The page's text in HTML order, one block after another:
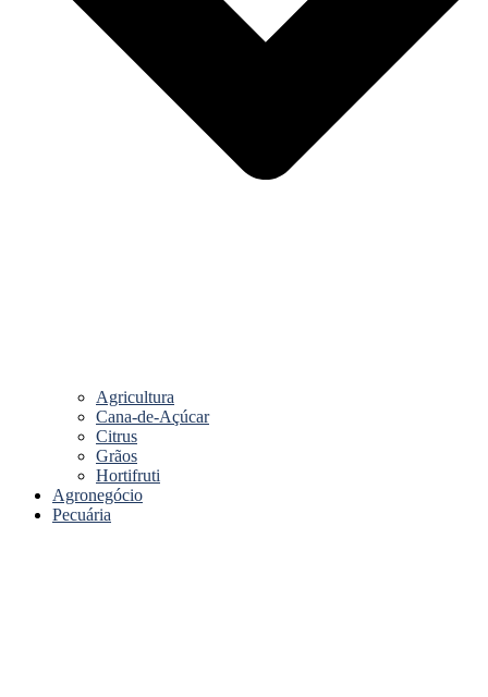
Agricultura
Cana-de-Açúcar
Citrus
Grãos
Hortifruti
Agronegócio
Pecuária